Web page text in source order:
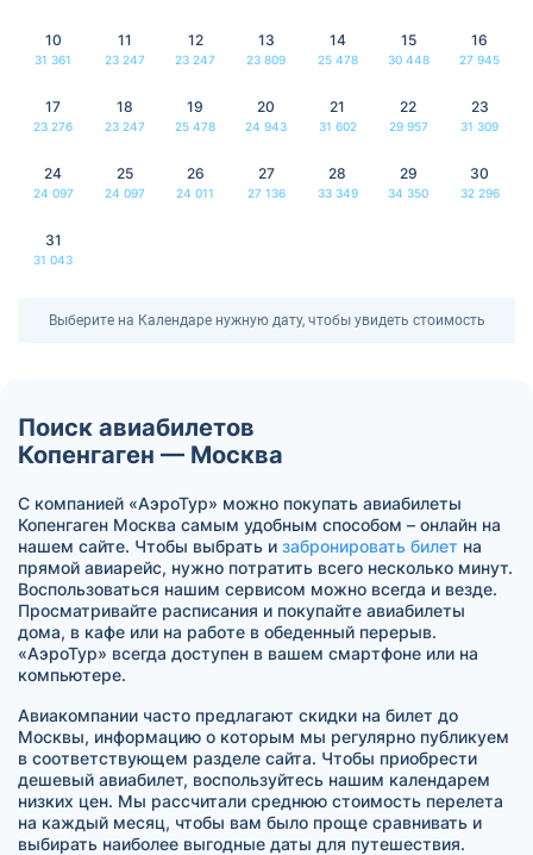
10
31 361
11
23 247
12
23 247
13
23 809
14
25 478
15
30 448
16
27 945
17
23 276
18
23 247
19
25 478
20
24 943
21
31 602
22
29 957
23
31 309
24
24 097
25
24 097
26
24 011
27
27 136
28
33 349
29
34 350
30
32 296
31
31 043
Выберите на Календаре нужную дату, чтобы увидеть стоимость
Поиск авиабилетов
Копенгаген — Москва
С компанией «АэроТур» можно покупать авиабилеты
Копенгаген Москва самым удобным способом – онлайн на
нашем сайте. Чтобы выбрать и забронировать билет на
прямой авиарейс, нужно потратить всего несколько минут.
Воспользоваться нашим сервисом можно всегда и везде.
Просматривайте расписания и покупайте авиабилеты
дома, в кафе или на работе в обеденный перерыв.
«АэроТур» всегда доступен в вашем смартфоне или на
компьютере.
Авиакомпании часто предлагают скидки на билет до
Москвы, информацию о которым мы регулярно публикуем
в соответствующем разделе сайта. Чтобы приобрести
дешевый авиабилет, воспользуйтесь нашим календарем
низких цен. Мы рассчитали среднюю стоимость перелета
на каждый месяц, чтобы вам было проще сравнивать и
выбирать наиболее выгодные даты для путешествия.